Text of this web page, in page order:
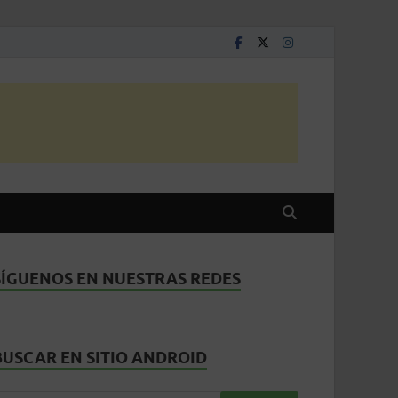
EN NUESTRAS REDES
EN SITIO ANDROID